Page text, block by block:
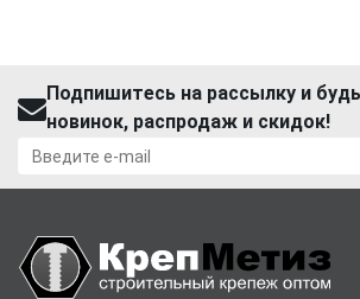
Подпишитесь на рассылку и
новинок, распродаж и скидок!